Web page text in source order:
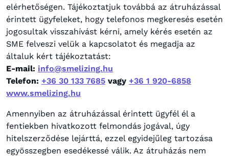
elérhetőségen. Tájékoztatjuk továbbá az átruházással
érintett ügyfeleket, hogy telefonos megkeresés esetén
jogosultak visszahívást kérni, amely kérés esetén az
SME felveszi velük a kapcsolatot és megadja az
általuk kért tájékoztatást:
E-mail: info@smelizing.hu
Telefon: +36 30 133 7685 vagy +36 1 920-6858
www.smelizing.hu
Amennyiben az átruházással érintett ügyfél él a
fentiekben hivatkozott felmondás jogával, úgy
hitelszerződése lejárttá, ezzel egyidejűleg tartozása
egyösszegben esedékessé válik. Az átruházás nem